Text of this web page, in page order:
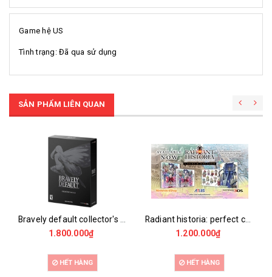
Game hệ US
Tình trạng: Đã qua sử dụng
SẢN PHẨM LIÊN QUAN
1.800.000₫
HẾT HÀNG
Radiant historia: perfect chronology
1.200.000₫
HẾT HÀNG